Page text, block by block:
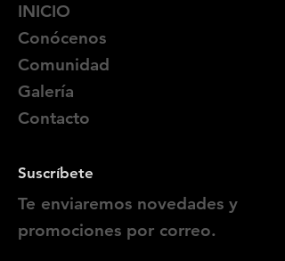
INICIO
Conócenos
Comunidad
Galería
Contacto
Suscríbete
Te enviaremos novedades y
promociones por correo.